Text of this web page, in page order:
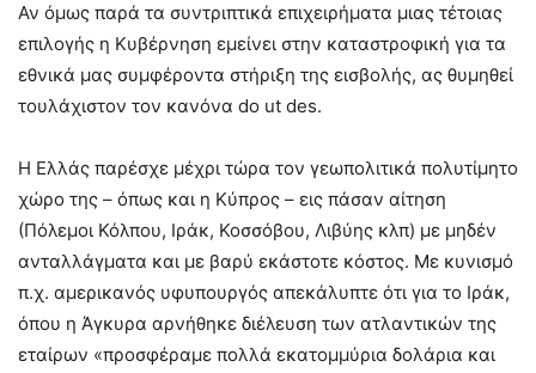
Αν όμως παρά τα συντριπτικά επιχειρήματα μιας τέτοιας
επιλογής η Κυβέρνηση εμείνει στην καταστροφική για τα
εθνικά μας συμφέροντα στήριξη της εισβολής, ας θυμηθεί
τουλάχιστον τον κανόνα do ut des.
Η Ελλάς παρέσχε μέχρι τώρα τον γεωπολιτικά πολυτίμητο
χώρο της – όπως και η Κύπρος – εις πάσαν αίτηση
(Πόλεμοι Κόλπου, Ιράκ, Κοσσόβου, Λιβύης κλπ) με μηδέν
ανταλλάγματα και με βαρύ εκάστοτε κόστος. Με κυνισμό
π.χ. αμερικανός υφυπουργός απεκάλυπτε ότι για το Ιράκ,
όπου η Άγκυρα αρνήθηκε διέλευση των ατλαντικών της
εταίρων «προσφέραμε πολλά εκατομμύρια δολάρια και